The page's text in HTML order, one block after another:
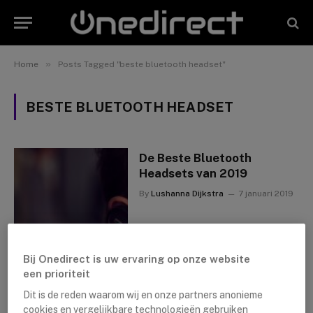
Home » Posts Tagged "beste bluetooth headset"
BESTE BLUETOOTH HEADSET
De Beste Bluetooth
Headsets van 2019
By Lushanna Dijkstra 7 januari 2019
Bij Onedirect is uw ervaring op onze website
een prioriteit
Dit is de reden waarom wij en onze partners anonieme
cookies en vergelijkbare technologieën gebruiken